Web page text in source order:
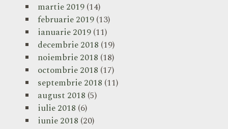
martie 2019(14)
februarie 2019(13)
ianuarie 2019(11)
decembrie 2018 (19)
noiembrie 2018 (18)
octombrie 2018 (17)
septembrie 2018 (11)
august 2018 (5)
iulie 2018 (6)
iunie 2018 (20)